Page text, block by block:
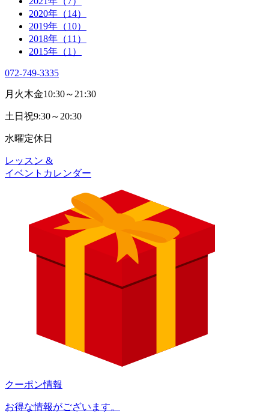
2020年（14）
2019年（10）
2018年（11）
2015年（1）
072-749-3335
月火木金10:30～21:30
土日祝9:30～20:30
水曜定休日
レッスン &
イベントカレンダー
クーポン情報
お得な情報がございます。